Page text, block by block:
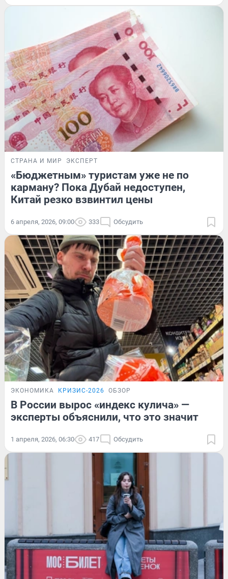
СТРАНА И МИР ЭКСПЕРТ
«Бюджетным» туристам уже не по
карману? Пока Дубай недоступен,
Китай резко взвинтил цены
6 апреля, 2026, 09:00 333 Обсудить
ЭКОНОМИКА КРИЗИС-2026 ОБЗОР
В России вырос «индекс кулича» —
эксперты объяснили, что это значит
1 апреля, 2026, 06:30 417 Обсудить